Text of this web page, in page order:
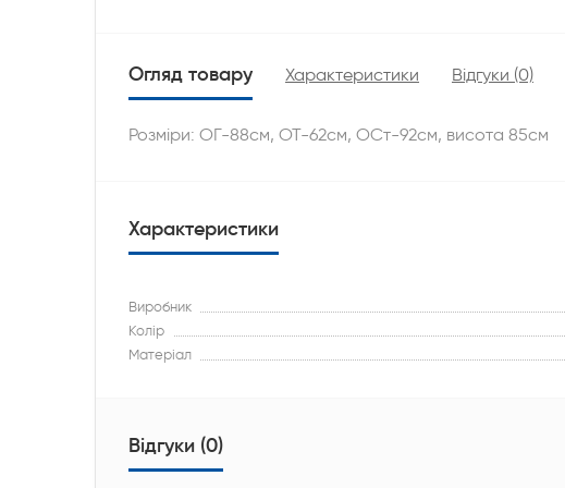
Огляд товару Характеристики Відгуки (0)
Розміри: ОГ-88см, ОТ-62см, ОСт-92см, висота 85см
Характеристики
Виробник
Колір
Матеріал
Відгуки (0)